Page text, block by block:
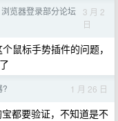
览器登录部分论坛
3 月 2
日
鼠标手势插件的问题，
? 1 月 26 日
都要验证，不知道是不